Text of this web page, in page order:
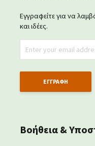
Εγγραφείτε για να
και ιδέες.
Βοήθεια &